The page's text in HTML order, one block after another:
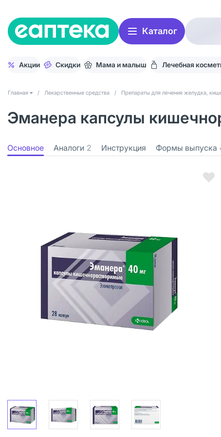
Каталог
Акции Скидки Мама и малыш Лечебная
Главная / Лекарственные средства / Препараты для лечения желудка,
Эманера капсулы
Основное Аналоги 2 Инструкция Формы выпуска